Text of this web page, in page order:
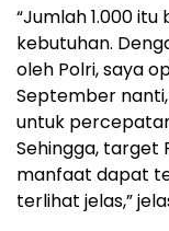
“Jumlah 1.000
kebutuhan.
oleh Polri, saya
September
untuk
Sehingga, target
manfaat dapat
terlihat jelas,”